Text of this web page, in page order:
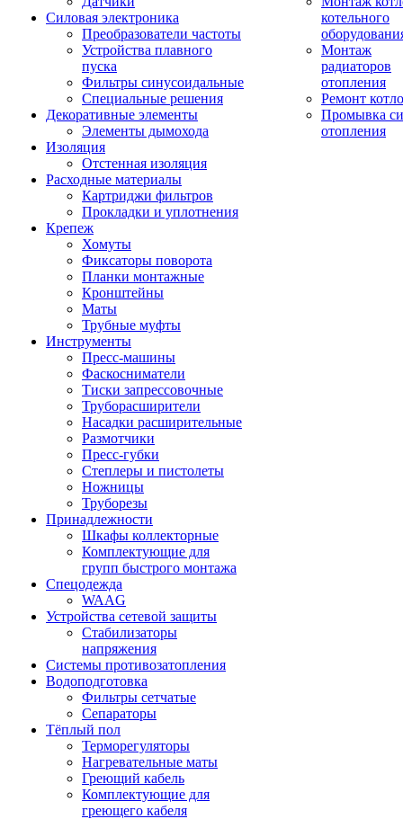
Силовая электроника
Преобразователи частоты
Устройства плавного
пуска
Фильтры синусоидальные
Специальные решения
Декоративные элементы
Элементы дымохода
Изоляция
Отстенная изоляция
Расходные материалы
Картриджи фильтров
Прокладки и уплотнения
Крепеж
Хомуты
Фиксаторы поворота
Планки монтажные
Кронштейны
Маты
Трубные муфты
Инструменты
Пресс-машины
Фаскосниматели
Тиски запрессовочные
Труборасширители
Насадки расширительные
Размотчики
Пресс-губки
Степлеры и пистолеты
Ножницы
Труборезы
Принадлежности
Шкафы коллекторные
Комплектующие для
групп быстрого монтажа
Спецодежда
WAAG
Устройства сетевой защиты
Стабилизаторы
напряжения
Системы противозатопления
Водоподготовка
Фильтры сетчатые
Сепараторы
Тёплый пол
Терморегуляторы
Нагревательные маты
Греющий кабель
Комплектующие для
греющего кабеля
котельного
Монтаж
радиаторов
отопления
Ремонт
Промывка
отопления